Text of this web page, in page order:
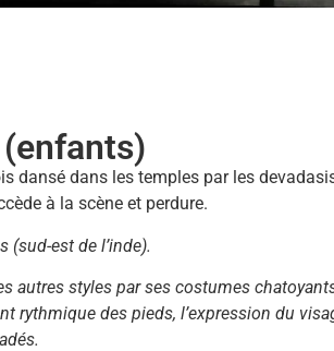
dansé dans les temples par les
à la scène et perdure.
(sud-est de l’inde).
autres styles par ses costumes
rythmique des pieds, l’expression du